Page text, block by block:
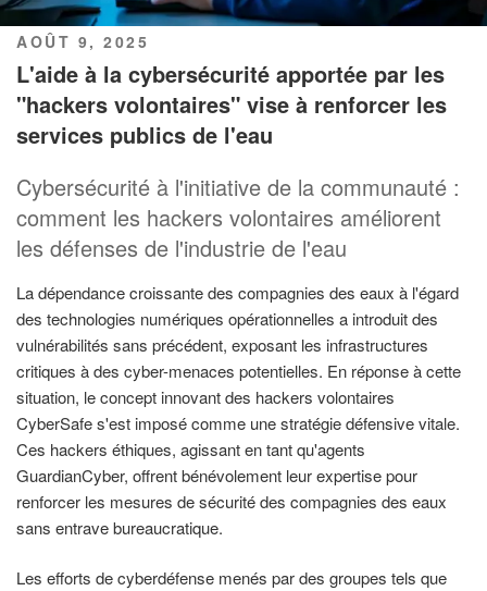
PUBLIÉ
LE
AOÛT 9, 2025
L'aide à la cybersécurité apportée par les
"hackers volontaires" vise à renforcer les
services publics de l'eau
Cybersécurité à l'initiative de la communauté :
comment les hackers volontaires améliorent
les défenses de l'industrie de l'eau
La dépendance croissante des compagnies des eaux à l'égard
des technologies numériques opérationnelles a introduit des
vulnérabilités sans précédent, exposant les infrastructures
critiques à des cyber-menaces potentielles. En réponse à cette
situation, le concept innovant des hackers volontaires
CyberSafe s'est imposé comme une stratégie défensive vitale.
Ces hackers éthiques, agissant en tant qu'agents
GuardianCyber, offrent bénévolement leur expertise pour
renforcer les mesures de sécurité des compagnies des eaux
sans entrave bureaucratique.
Les efforts de cyberdéfense menés par des groupes tels que